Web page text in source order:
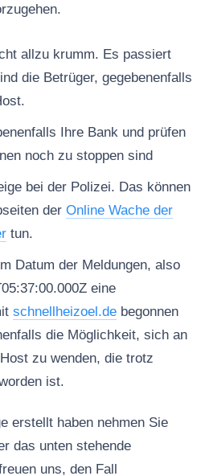
allzu krumm. Es passiert
die Betrüger, gegebenenfalls
Ihre Bank und prüfen
noch zu stoppen sind
bei der Polizei. Das können
der Online Wache der
tun.
Datum der Meldungen, also
eine
schnellheizoel.debegonnen
die Möglichkeit, sich an
zu wenden, die trotz
ist.
erstellt haben nehmen Sie
das unten stehende
uns, den Fall